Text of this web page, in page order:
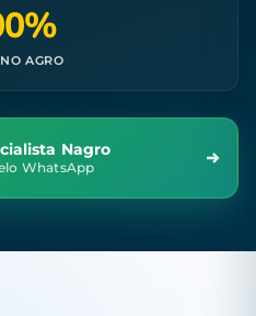
AGRO
Nagro
WhatsApp